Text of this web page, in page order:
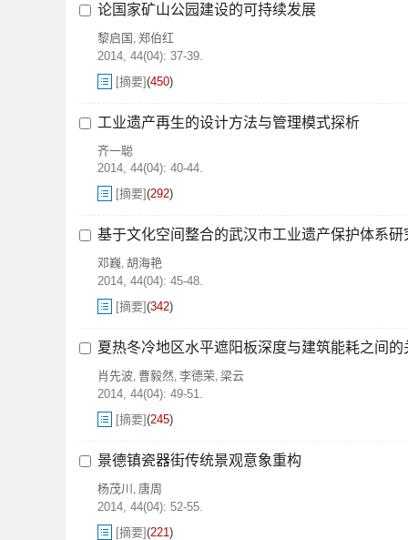
论国家矿山公园建设的可持续发展
黎启国 , 郑伯红
2014, 44(04): 37-39.
[摘要](450)
工业遗产再生的设计方法与管理模式探析
齐一聪
2014, 44(04): 40-44.
[摘要](292)
基于文化空间整合的武汉市工业遗产保护体系研
邓巍, 胡海艳
2014, 44(04): 45-48.
[摘要](342)
夏热冬冷地区水平遮阳板深度与建筑能耗之间的
肖先波, 曹毅然, 李德荣, 梁云
2014, 44(04): 49-51.
[摘要](245)
景德镇瓷器街传统景观意象重构
杨茂川 , 唐周
2014, 44(04): 52-55.
[摘要](221)